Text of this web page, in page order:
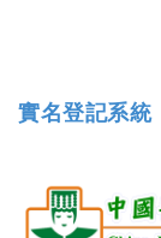
實名登記系統